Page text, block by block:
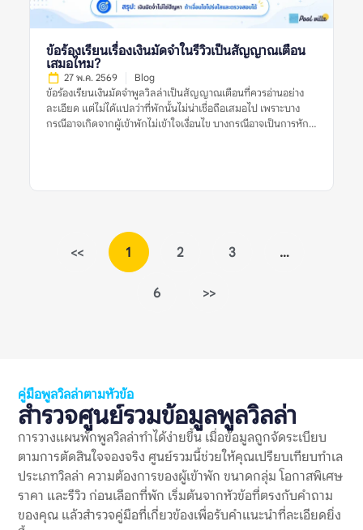
บ้านให้ละเอียดก่อนจอง รีวิวที่มีประโยชน์ควรระบุให้ชัดว่าเสียงมา
จากไหน เกิดช่วงเวลาใด และกระทบมากแค่ไหน เช่น “หลัง 22.00
น. ต้องลดเสียง” “บ้านอยู่ติดถนนจึงได้ยินเสียงรถ” หรือ “เพื่อน
บ้านร้องเรียนเมื่อเปิดเพลงดัง” รายละเอียดเหล่านี้ช่วยให้ผู้อ่าน
ประเมินได้ว่าปัญหานั้นเกี่ยวข้องกับทริปของตนหรือไม่ ทำไมข้อร้อง
เรียนเรื่องเสียงจึงสำคัญก่อนจองพูลวิลล่า? พูลวิลล่ามักมีพื้นที่ส่วน
กลาง สระว่ายน้ำ ลานปิ้งย่าง หรือคาราโอเกะ ซึ่งเป็นกิจกรรมที่เกิด
เสียงได้ง่าย หากผู้เข้าพักต้องการจัดปาร์ตี้ […]
ข้อร้องเรียนเรื่องเงินมัดจำในรีวิวเป็นสัญญาณเตือน
เสมอไหม?
27 พ.ค. 2569 Blog
ข้อร้องเรียนเงินมัดจำพูลวิลล่าเป็นสัญญาณเตือนที่ควรอ่านอย่าง
ละเอียด แต่ไม่ได้แปลว่าที่พักนั้นไม่น่าเชื่อถือเสมอไป เพราะบาง
กรณีอาจเกิดจากผู้เข้าพักไม่เข้าใจเงื่อนไข บางกรณีอาจเป็นการหัก
เตือนหมายถึงอะไร? ข้อร้องเรียนเงินมัดจำพูลวิลล่าเป็นสัญญาณ
เตือน หมายถึงรีวิวที่ผู้เข้าพักพูดถึงปัญหาเกี่ยวกับเงินมัดจำ เช่น คืน
เงินช้า หักเงินโดยไม่อธิบาย เงื่อนไขไม่ชัด หรือยอดเงินที่ต้องวาง
คุ้มครองความเสียหายที่อาจเกิดขึ้นกับบ้าน เช่น เฟอร์นิเจอร์เสียหาย
ไว้ก่อนหรือไม่ เจ้าของอธิบายอย่างไร และมีผู้เข้าพักคนอื่นเจอ
ปัญหาแบบเดียวกันซ้ำหรือเปล่า ทำไมข้อร้องเรียนเรื่องเงินมัดจำจึง
สำคัญ? พูลวิลล่ามักมีค่าใช้จ่ายสูงกว่าที่พักทั่วไป และมักจองเป็นก
ลุ่ม การวางเงินมัดจำจึงอาจเป็นจำนวนเงินที่ไม่น้อย หากเกิดความ
เข้าใจผิดเรื่องการคืนเงินหรือการหักเงิน อาจกระทบความรู้สึกของ
ทั้งกลุ่ม แม้ตัวบ้านจะดีหรือทริปโดยรวมจะสนุกก็ตาม ข้อร้องเรียน
เงินมัดจำพูลวิลล่าเป็นสัญญาณเตือนที่สำคัญ เพราะช่วยสะท้อน
หลายเรื่องพร้อมกัน ได้แก่ ความชัดเจนของกฎบ้าน ความโปร่งใส
ของค่าใช้จ่าย วิธีสื่อสารของเจ้าของที่พัก […]
<< 1 2 3 …
6 >>
คู่มือพูลวิลล่าตามหัวข้อ
สำรวจศูนย์รวมข้อมูลพูลวิลล่า
การวางแผนพักพูลวิลล่าทำได้ง่ายขึ้น เมื่อข้อมูลถูกจัดระเบียบ
ตามการตัดสินใจจองจริง ศูนย์รวมนี้ช่วยให้คุณเปรียบเทียบทำเล
ประเภทวิลล่า ความต้องการของผู้เข้าพัก ขนาดกลุ่ม โอกาสพิเศษ
ราคา และรีวิว ก่อนเลือกที่พัก เริ่มต้นจากหัวข้อที่ตรงกับคำถาม
ของคุณ แล้วสำรวจคู่มือที่เกี่ยวข้องเพื่อรับคำแนะนำที่ละเอียดยิ่ง